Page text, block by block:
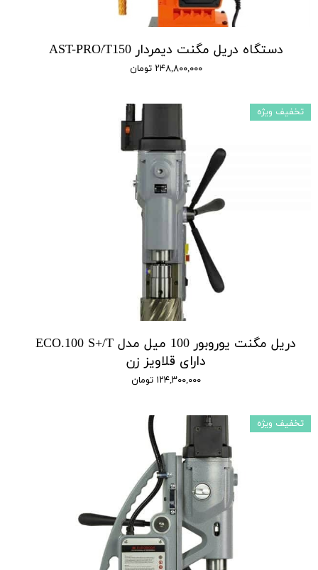
دستگاه دریل مگنت دیمردار AST-PRO/T150
۲۴۸,۸۰۰,۰۰۰ تومان
دریل مگنت یوروبور 100 میل مدل ECO.100 S+/T
دارای قلاویز زن
۱۲۴,۳۰۰,۰۰۰ تومان
تخفیف ویژه
تخفیف ویژه